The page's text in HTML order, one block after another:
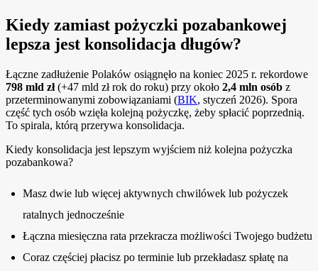
Kiedy zamiast pożyczki pozabankowej
lepsza jest konsolidacja długów?
Łączne zadłużenie Polaków osiągnęło na koniec 2025 r. rekordowe
798 mld zł(+47 mld zł rok do roku) przy około 2,4 mln osób z
przeterminowanymi zobowiązaniami (BIK, styczeń 2026). Spora
część tych osób wzięła kolejną pożyczkę, żeby spłacić poprzednią.
To spirala, którą przerywa konsolidacja.
Kiedy konsolidacja jest lepszym wyjściem niż kolejna pożyczka
pozabankowa?
Masz dwie lub więcej aktywnych chwilówek lub pożyczek
ratalnych jednocześnie
Łączna miesięczna rata przekracza możliwości Twojego budżetu
Coraz częściej płacisz po terminie lub przekładasz spłatę na